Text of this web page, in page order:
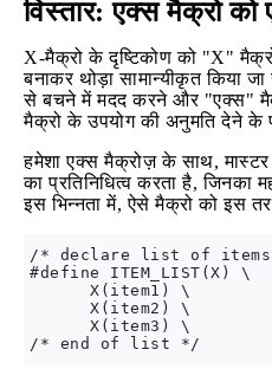
विस्तार: एक्स मैक्रो
X-मैक्रो के दृष्टिकोण को "X"
बनाकर थोड़ा सामान्यीकृत किया
से बचने में मदद करने और "एक्स"
मैक्रो के उपयोग की अनुमति देने के
हमेशा एक्स मैक्रोज़ के साथ,
का प्रतिनिधित्व करता है, जिनका
इस भिन्नता में, ऐसे मैक्रो को इस
/* declare list of
#define ITEM_LIST(X) \
      X(item1) \
      X(item2) \
      X(item3) \